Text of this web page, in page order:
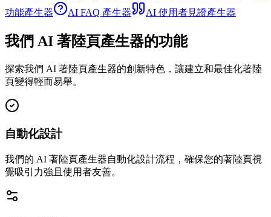
功能產生器
AI FAQ 產生器 AI 使用者見證產生器
我們 AI 著陸頁產生器的功能
探索我們 AI 著陸頁產生器的創新特色，讓建立和最佳化著陸
頁變得輕而易舉。
自動化設計
我們的 AI 著陸頁產生器自動化設計流程，確保您的著陸頁視
覺吸引力強且使用者友善。